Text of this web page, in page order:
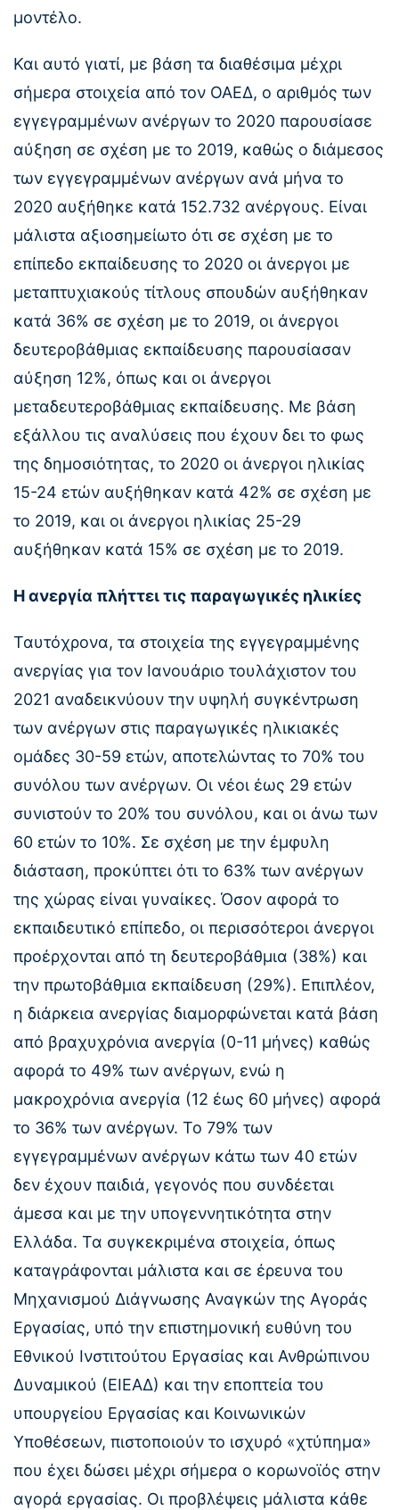
μοντέλο.
Και αυτό γιατί, με βάση τα διαθέσιμα μέχρι
σήμερα στοιχεία από τον ΟΑΕΔ, ο αριθμός των
εγγεγραμμένων ανέργων το 2020 παρουσίασε
αύξηση σε σχέση με το 2019, καθώς ο διάμεσος
των εγγεγραμμένων ανέργων ανά μήνα το
2020 αυξήθηκε κατά 152.732 ανέργους. Είναι
μάλιστα αξιοσημείωτο ότι σε σχέση με το
επίπεδο εκπαίδευσης το 2020 οι άνεργοι με
μεταπτυχιακούς τίτλους σπουδών αυξήθηκαν
κατά 36% σε σχέση με το 2019, οι άνεργοι
δευτεροβάθμιας εκπαίδευσης παρουσίασαν
αύξηση 12%, όπως και οι άνεργοι
μεταδευτεροβάθμιας εκπαίδευσης. Με βάση
εξάλλου τις αναλύσεις που έχουν δει το φως
της δημοσιότητας, το 2020 οι άνεργοι ηλικίας
15-24 ετών αυξήθηκαν κατά 42% σε σχέση με
το 2019, και οι άνεργοι ηλικίας 25-29
αυξήθηκαν κατά 15% σε σχέση με το 2019.
Η ανεργία πλήττει τις παραγωγικές ηλικίες
Ταυτόχρονα, τα στοιχεία της εγγεγραμμένης
ανεργίας για τον Ιανουάριο τουλάχιστον του
2021 αναδεικνύουν την υψηλή συγκέντρωση
των ανέργων στις παραγωγικές ηλικιακές
ομάδες 30-59 ετών, αποτελώντας το 70% του
συνόλου των ανέργων. Οι νέοι έως 29 ετών
συνιστούν το 20% του συνόλου, και οι άνω των
60 ετών το 10%. Σε σχέση με την έμφυλη
διάσταση, προκύπτει ότι το 63% των ανέργων
της χώρας είναι γυναίκες. Όσον αφορά το
εκπαιδευτικό επίπεδο, οι περισσότεροι άνεργοι
προέρχονται από τη δευτεροβάθμια (38%) και
την πρωτοβάθμια εκπαίδευση (29%). Επιπλέον,
η διάρκεια ανεργίας διαμορφώνεται κατά βάση
από βραχυχρόνια ανεργία (0-11 μήνες) καθώς
αφορά το 49% των ανέργων, ενώ η
μακροχρόνια ανεργία (12 έως 60 μήνες) αφορά
το 36% των ανέργων. Το 79% των
εγγεγραμμένων ανέργων κάτω των 40 ετών
δεν έχουν παιδιά, γεγονός που συνδέεται
άμεσα και με την υπογεννητικότητα στην
Ελλάδα. Τα συγκεκριμένα στοιχεία, όπως
καταγράφονται μάλιστα και σε έρευνα του
Μηχανισμού Διάγνωσης Αναγκών της Αγοράς
Εργασίας, υπό την επιστημονική ευθύνη του
Εθνικού Ινστιτούτου Εργασίας και Ανθρώπινου
Δυναμικού (ΕΙΕΑΔ) και την εποπτεία του
υπουργείου Εργασίας και Κοινωνικών
Υποθέσεων, πιστοποιούν το ισχυρό «χτύπημα»
που έχει δώσει μέχρι σήμερα ο κορωνοϊός στην
αγορά εργασίας. Οι προβλέψεις μάλιστα κάθε